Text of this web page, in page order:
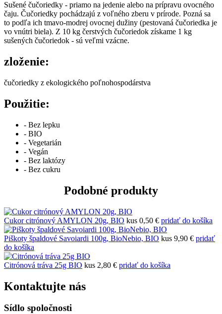
Sušené čučoriedky - priamo na jedenie alebo na prípravu ovocného
čaju. Čučoriedky pochádzajú z voľného zberu v prírode. Pozná sa
to podľa ich tmavo-modrej ovocnej dužiny (pestovaná čučoriedka je
vo vnútri biela). Z 10 kg čerstvých čučoriedok získame 1 kg
sušených čučoriedok - sú veľmi vzácne.
zloženie:
čučoriedky z ekologického poľnohospodárstva
Použitie:
- Bez lepku
- BIO
- Vegetarián
- Vegán
- Bez laktózy
- Bez cukru
Podobné produkty
Cukor citrónový AMYLON 20g, BIO kus 0,50 € pridať do košíka
Piškoty špaldové Savoiardi 100g, BioNebio, BIO kus 9,90 € pridať
do košíka
Citrónová tráva 25g BIO kus 2,80 € pridať do košíka
Kontaktujte nás
Sídlo spoločnosti